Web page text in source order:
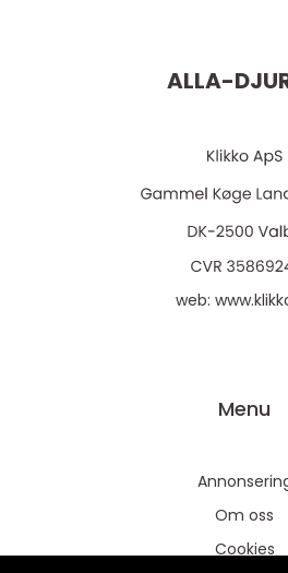
ALLA-
web:
Menu
Om oss
Cookies